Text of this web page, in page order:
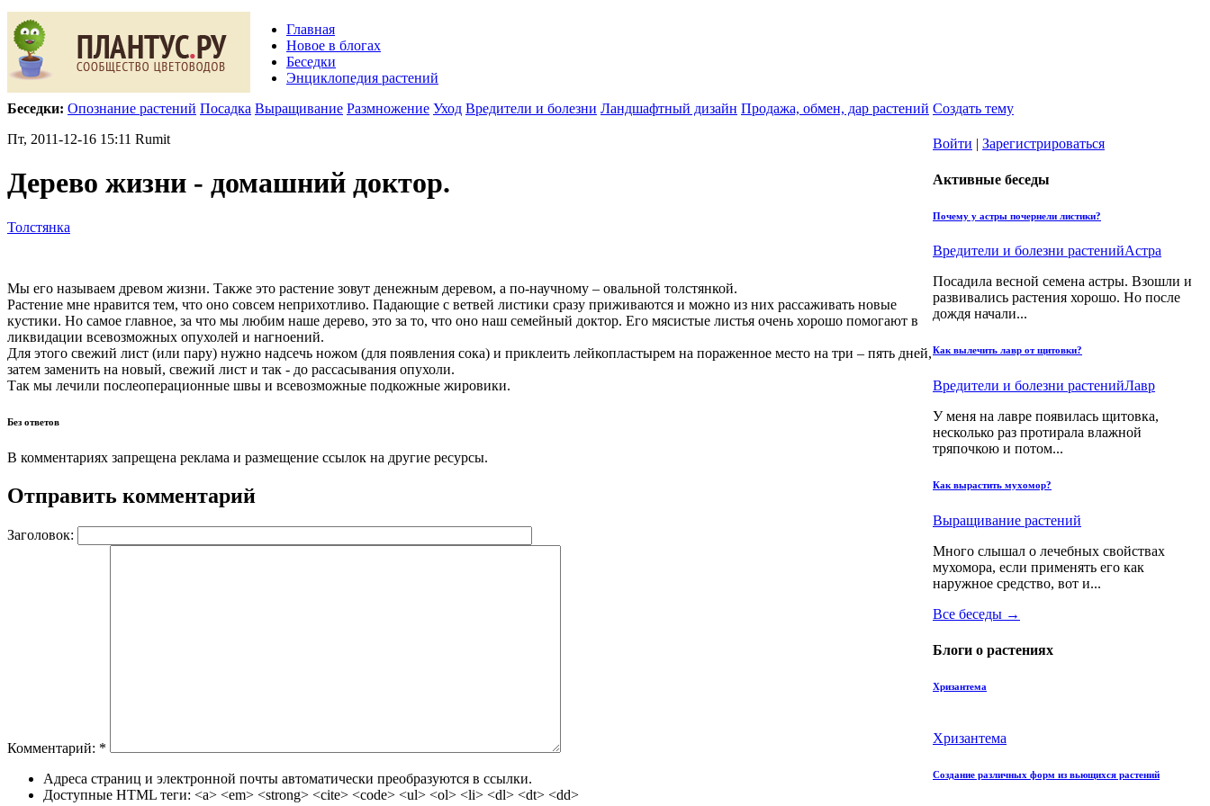
Главная
Новое в блогах
Беседки
Энциклопедия растений
Беседки: Опознание растений Посадка Выращивание Размножение Уход Вредители и болезни Ландшафтный дизайн Продажа, обмен, дар растений Создать тему
Пт, 2011-12-16 15:11 Rumit
Дерево жизни - домашний доктор.
Толстянка
Мы его называем древом жизни. Также это растение зовут денежным деревом, а по-научному – овальной толстянкой.
Растение мне нравится тем, что оно совсем неприхотливо. Падающие с ветвей листики сразу приживаются и можно из них рассаживать новые
кустики. Но самое главное, за что мы любим наше дерево, это за то, что оно наш семейный доктор. Его мясистые листья очень хорошо помогают в
ликвидации всевозможных опухолей и нагноений.
Для этого свежий лист (или пару) нужно надсечь ножом (для появления сока) и приклеить лейкопластырем на пораженное место на три – пять дней,
затем заменить на новый, свежий лист и так - до рассасывания опухоли.
Так мы лечили послеоперационные швы и всевозможные подкожные жировики.
Без ответов
В комментариях запрещена реклама и размещение ссылок на другие ресурсы.
Отправить комментарий
Заголовок:
Комментарий: *
Адреса страниц и электронной почты автоматически преобразуются в ссылки.
Доступные HTML теги: <a> <em> <strong> <cite> <code> <ul> <ol> <li> <dl> <dt> <dd>
Войти | Зарегистрироваться
Активные беседы
Почему у астры почернели листики?
Вредители и болезни растенийАстра
Посадила весной семена астры. Взошли и
развивались растения хорошо. Но после
дождя начали...
Как вылечить лавр от щитовки?
Вредители и болезни растенийЛавр
У меня на лавре появилась щитовка,
несколько раз протирала влажной
тряпочкою и потом...
Как вырастить мухомор?
Выращивание растений
Много слышал о лечебных свойствах
мухомора, если применять его как
наружное средство, вот и...
Все беседы →
Блоги о растениях
Хризантема
Хризантема
Создание различных форм из вьющихся растений